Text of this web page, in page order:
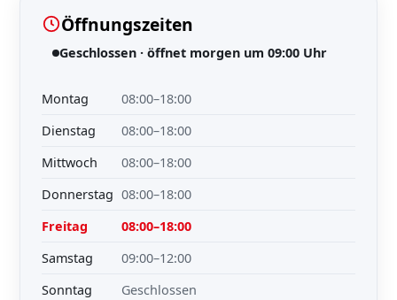
Öffnungszeiten
Geschlossen · öffnet morgen um 09:00 Uhr
Montag
08:00–18:00
Dienstag
08:00–18:00
Mittwoch
08:00–18:00
Donnerstag 08:00–18:00
Freitag
08:00–18:00
Samstag
09:00–12:00
Sonntag
Geschlossen